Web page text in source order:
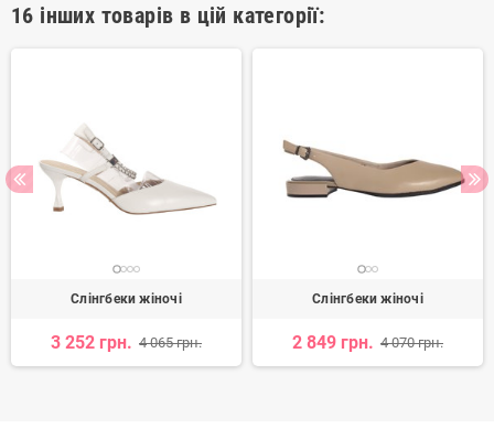
16 інших товарів в цій категорії:
Слінгбеки жіночі
3 252 грн. 4 065 грн.
Слінгбеки жіночі
2 849 грн. 4 070 грн.